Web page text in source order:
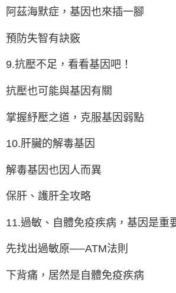
阿茲海默症，基因也來插一腳
預防失智有訣竅
9.抗壓不足，看看基因吧！
抗壓也可能與基因有關
掌握紓壓之道，克服基因弱點
10.肝臟的解毒基因
解毒基因也因人而異
保肝、護肝全攻略
11.過敏、自體免疫疾病，基因是重
先找出過敏原──ATM法則
下背痛，居然是自體免疫疾病